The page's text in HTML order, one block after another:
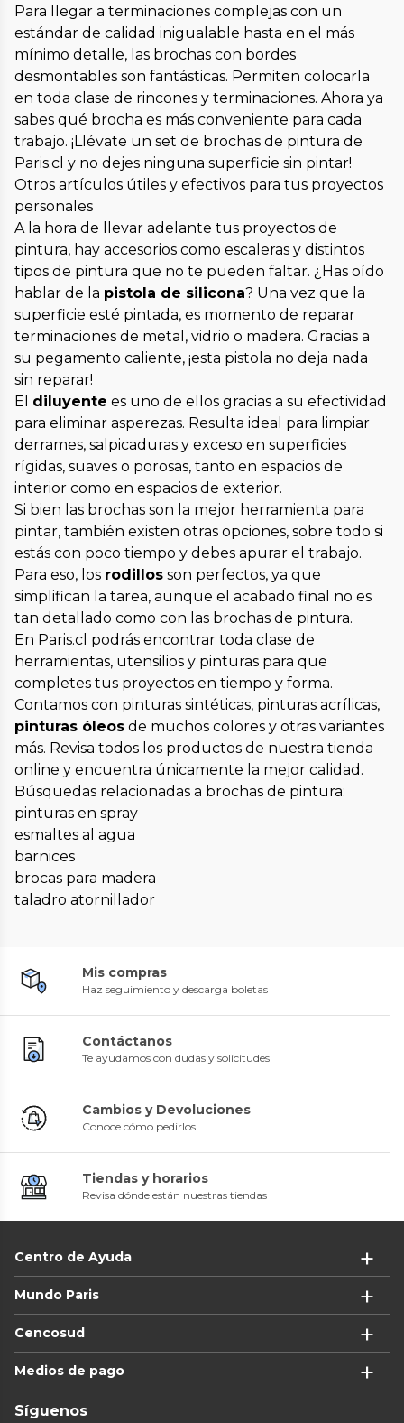
Para llegar a terminaciones complejas con un
estándar de calidad inigualable hasta en el más
mínimo detalle, las brochas con bordes
desmontables son fantásticas. Permiten colocarla
en toda clase de rincones y terminaciones. Ahora ya
sabes qué brocha es más conveniente para cada
trabajo. ¡Llévate un set de brochas de pintura de
Paris.cl y no dejes ninguna superficie sin pintar!
Otros artículos útiles y efectivos para tus proyectos
personales
A la hora de llevar adelante tus proyectos de
pintura, hay accesorios como escaleras y distintos
tipos de pintura que no te pueden faltar. ¿Has oído
hablar de la pistola de silicona? Una vez que la
superficie esté pintada, es momento de reparar
terminaciones de metal, vidrio o madera. Gracias a
su pegamento caliente, ¡esta pistola no deja nada
sin reparar!
El diluyente es uno de ellos gracias a su efectividad
para eliminar asperezas. Resulta ideal para limpiar
derrames, salpicaduras y exceso en superficies
rígidas, suaves o porosas, tanto en espacios de
interior como en espacios de exterior.
Si bien las brochas son la mejor herramienta para
pintar, también existen otras opciones, sobre todo si
estás con poco tiempo y debes apurar el trabajo.
Para eso, los rodillos son perfectos, ya que
simplifican la tarea, aunque el acabado final no es
tan detallado como con las brochas de pintura.
En Paris.cl podrás encontrar toda clase de
herramientas, utensilios y pinturas para que
completes tus proyectos en tiempo y forma.
Contamos con pinturas sintéticas, pinturas acrílicas,
pinturas óleos de muchos colores y otras variantes
más. Revisa todos los productos de nuestra tienda
online y encuentra únicamente la mejor calidad.
Búsquedas relacionadas a brochas de pintura:
pinturas en spray
esmaltes al agua
barnices
brocas para madera
taladro atornillador
Mis compras
Haz seguimiento y descarga boletas
Contáctanos
Te ayudamos con dudas y solicitudes
Cambios y Devoluciones
Conoce cómo pedirlos
Tiendas y horarios
Revisa dónde están nuestras tiendas
Centro de Ayuda
Mundo Paris
Cencosud
Medios de pago
Síguenos